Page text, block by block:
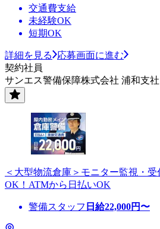
交通費支給
未経験OK
短期OK
詳細を見る
応募画面に進む
契約社員
サンエス警備保障株式会社 浦和支社
＜大型物流倉庫＞モニター監視・
OK！ATMから日払いOK
警備スタッフ 日給22,000円〜